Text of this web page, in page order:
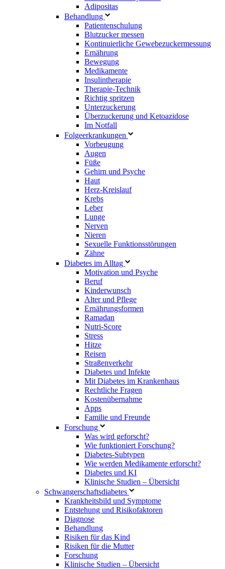
Adipositas
Behandlung
Patientenschulung
Blutzucker messen
Kontinuierliche Gewebezuckermessung
Ernährung
Bewegung
Medikamente
Insulintherapie
Therapie-Technik
Richtig spritzen
Unterzuckerung
Überzuckerung und Ketoazidose
Im Notfall
Folgeerkrankungen
Vorbeugung
Augen
Füße
Gehirn und Psyche
Haut
Herz-Kreislauf
Krebs
Leber
Lunge
Nerven
Nieren
Sexuelle Funktionsstörungen
Zähne
Diabetes im Alltag
Motivation und Psyche
Beruf
Kinderwunsch
Alter und Pflege
Ernährungsformen
Ramadan
Nutri-Score
Stress
Hitze
Reisen
Straßenverkehr
Diabetes und Infekte
Mit Diabetes im Krankenhaus
Rechtliche Fragen
Kostenübernahme
Apps
Familie und Freunde
Forschung
Was wird geforscht?
Wie funktioniert Forschung?
Diabetes-Subtypen
Wie werden Medikamente erforscht?
Diabetes und KI
Klinische Studien – Übersicht
Schwangerschaftsdiabetes
Krankheitsbild und Symptome
Entstehung und Risikofaktoren
Diagnose
Behandlung
Risiken für das Kind
Risiken für die Mutter
Forschung
Klinische Studien – Übersicht